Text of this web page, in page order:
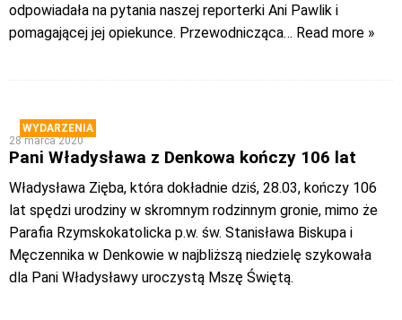
odpowiadała na pytania naszej reporterki Ani Pawlik i
pomagającej jej opiekunce. Przewodnicząca… Read more »
WYDARZENIA
28 marca 2020
Pani Władysława z Denkowa kończy 106 lat
Władysława Zięba, która dokładnie dziś, 28.03, kończy 106
lat spędzi urodziny w skromnym rodzinnym gronie, mimo że
Parafia Rzymskokatolicka p.w. św. Stanisława Biskupa i
Męczennika w Denkowie w najbliższą niedzielę szykowała
dla Pani Władysławy uroczystą Mszę Świętą.